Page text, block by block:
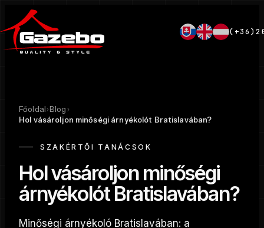
Főoldal›Blog›
Hol vásároljon minőségi árnyékolót Bratislavában?
SZAKÉRTŐI TANÁCSOK
Hol vásároljon minőségi
árnyékolót Bratislavában?
Minőségi árnyékoló Bratislavában: a